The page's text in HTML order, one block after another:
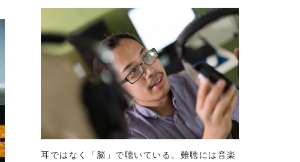
耳ではなく「脳」で聴いている。難聴には音楽